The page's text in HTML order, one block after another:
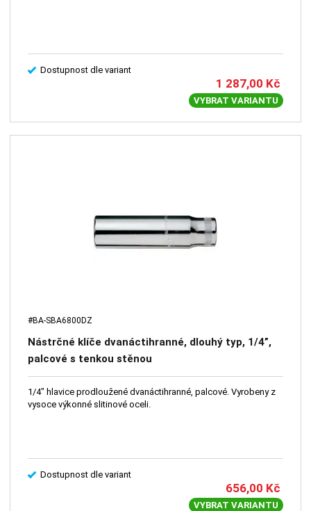
Dostupnost dle variant
1 287,00 Kč
VYBRAT VARIANTU
#BA-SBA6800DZ
Nástrčné klíče dvanáctihranné, dlouhý typ, 1/4”,
palcové s tenkou stěnou
1/4" hlavice prodloužené dvanáctihranné, palcové. Vyrobeny z
vysoce výkonné slitinové oceli.
Dostupnost dle variant
656,00 Kč
VYBRAT VARIANTU